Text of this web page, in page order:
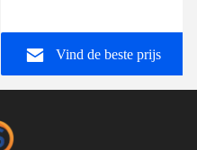
Kabel Van verschillende
media voor PCVind de beste prijs